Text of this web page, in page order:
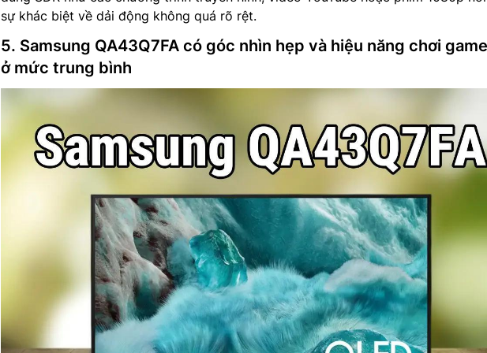
sự khác biệt về dải động không quá rõ rệt.
5. Samsung QA43Q7FA có góc nhìn hẹp và hiệu năng chơi
ở mức trung bình